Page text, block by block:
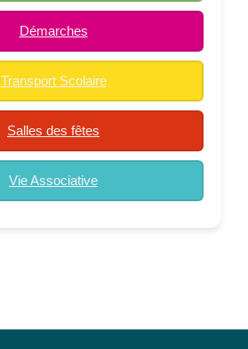
Démarches
Transport Scolaire
Salles des fêtes
Vie Associative